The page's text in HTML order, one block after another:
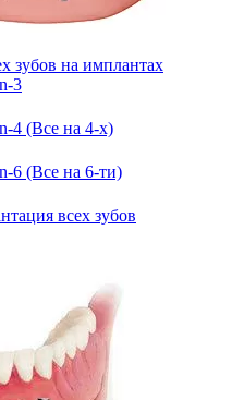
зубов на имплантах
3
4 (Все на 4-х)
6 (Все на 6-ти)
всех зубов